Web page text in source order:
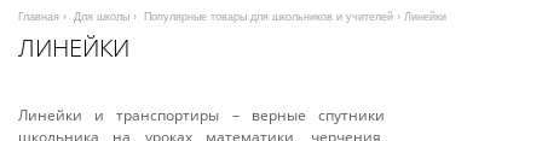
Главная › Для школы › Популярные товары для школьников и учителей › Линейки
ЛИНЕЙКИ
Линейки и транспортиры – верные спутники
школьника на уроках математики, черчения,